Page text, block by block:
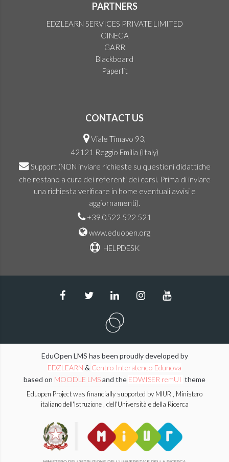
PARTNERS
EDZLEARN SERVICES PRIVATE LIMITED
CINECA
GARR
Blackboard
Paperlit
CONTACT US
Viale Timavo 93,
42121 Reggio Emilia (Italy)
Support (NON inviare richieste su questioni didattiche
che restano a cura dei referenti dei corsi. Prima di inviare
una richiesta verificare in home eventuali avvisi e
aggiornamenti).
+39 0522 522 521
www.eduopen.org
HELPDESK
EduOpen LMS has been proudly developed by
EDZLEARN & Centro Interateneo Edunova
based on MOODLE LMSand the EDWISER remUI theme
Eduopen Project was financially supported by MIUR , Ministero
italiano dell'Istruzione , dell'Università e della Ricerca